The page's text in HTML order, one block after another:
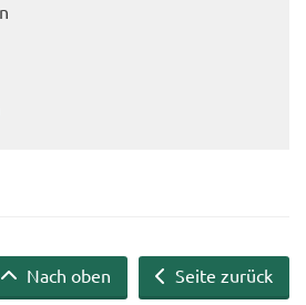
Seite zurück
Nach oben